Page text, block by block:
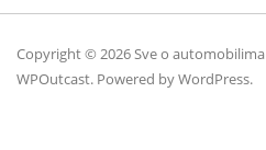
Copyright © 2026 Sve o
WPOutcast. Powered byWordPress.